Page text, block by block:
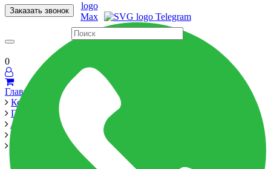
Заказать звонок
60x120 60x60 Для ванной Для кухни
0
Главная
Керамика
Производители
Atlas Concorde Russia
Heat Aluminum
scopa 7,2x60 Керамогранит